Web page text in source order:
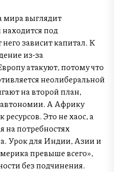
мира выглядит
под
зависит капитал. К
из-за
атакуют, потому что
неолиберальной
на второй план,
автономии. А Африку
Это не хаос, а
на потребностях
Урок для Индии, Азии и
превыше всего»,
без подчинения.